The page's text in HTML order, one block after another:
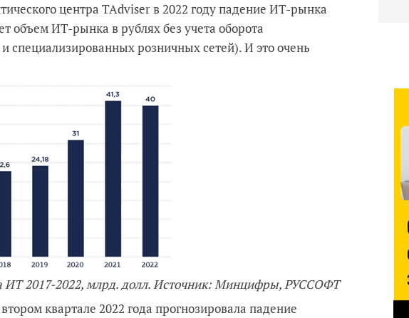
центра TAdviser в 2022 году падение ИТ-рынка
объем ИТ-рынка в рублях без учета оборота
и специализированных розничных сетей). И это очень
ИТ 2017-2022, млрд. долл. Источник: Минцифры, РУССОФТ
квартале 2022 года прогнозировала падение